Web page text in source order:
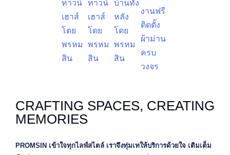
CRAFTING SPACES, CREATING
MEMORIES
PROMSIN เข้าใจทุกไลฟ์สไตล์ เราจึงทุ่มเทให้บริการด้วยใจ เติมเต็ม